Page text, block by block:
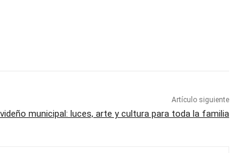
Artículo siguiente
municipal: luces, arte y cultura para toda la familia